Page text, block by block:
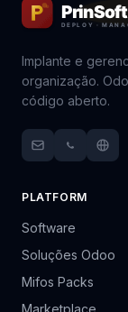
Implante e
organização.
código aberto.
PLATFORM
Software
Soluções Odoo
Mifos Packs
Marketplace